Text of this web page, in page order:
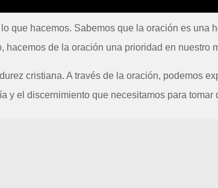
que hacemos. Sabemos que la oración es una
hacemos de la oración una prioridad en nuestro
cristiana. A través de la oración, podemos
y el discernimiento que necesitamos para tomar